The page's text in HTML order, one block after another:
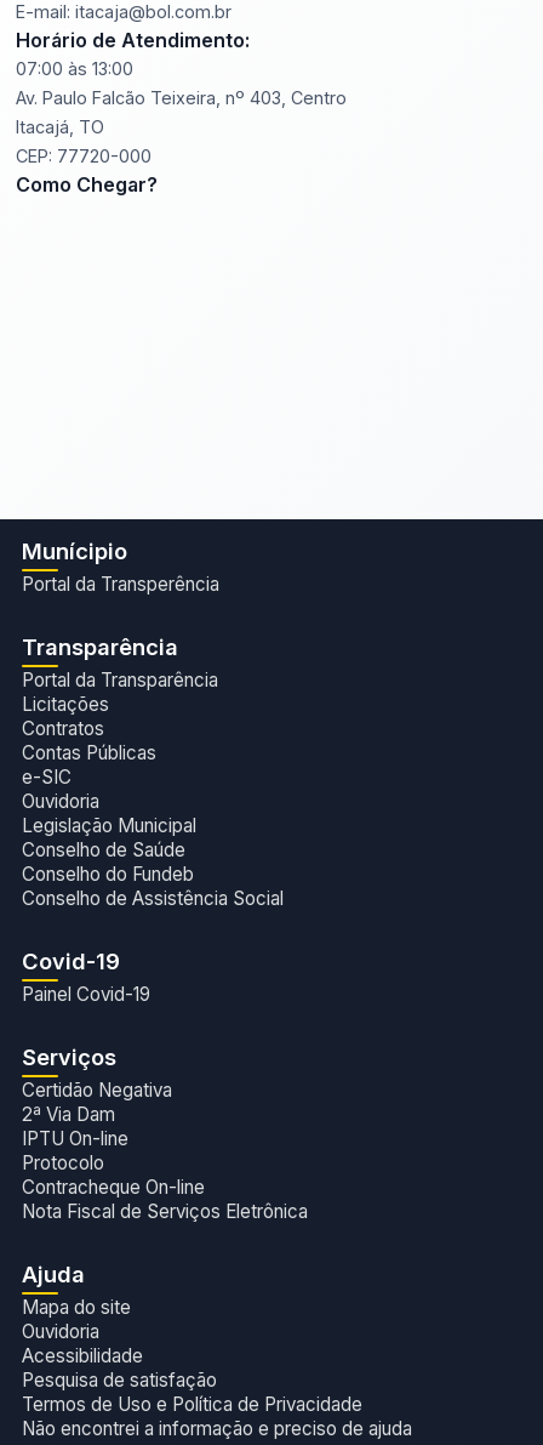
E-mail: itacaja@bol.com.br
Horário de Atendimento:
07:00 às 13:00
Av. Paulo Falcão Teixeira, nº 403, Centro
Itacajá, TO
CEP: 77720-000
Como Chegar?
Munícipio
Portal da Transperência
Transparência
Portal da Transparência
Licitações
Contratos
Contas Públicas
e-SIC
Ouvidoria
Legislação Municipal
Conselho de Saúde
Conselho do Fundeb
Conselho de Assistência Social
Covid-19
Painel Covid-19
Serviços
Certidão Negativa
2ª Via Dam
IPTU On-line
Protocolo
Contracheque On-line
Nota Fiscal de Serviços Eletrônica
Ajuda
Mapa do site
Ouvidoria
Acessibilidade
Pesquisa de satisfação
Termos de Uso e Política de Privacidade
Não encontrei a informação e preciso de ajuda